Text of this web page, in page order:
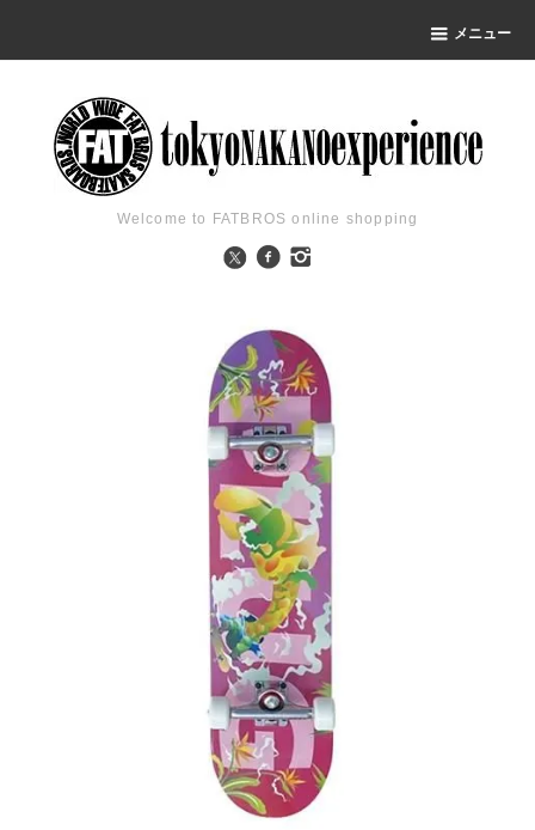
メニュー
Welcome to FATBROS online shopping